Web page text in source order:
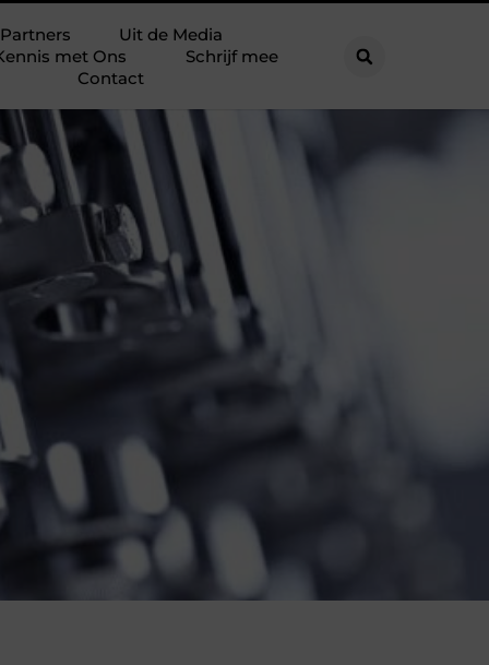
Partners
Uit de Media
met Ons
Schrijf mee
Contact